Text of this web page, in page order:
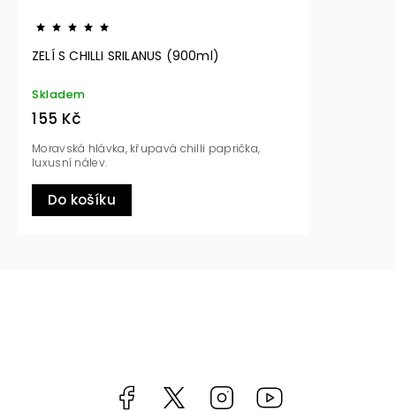
ZELÍ S CHILLI SRILANUS (900ml)
Skladem
155 Kč
Do košíku
Moravská hlávka, křupavá chilli paprička,
luxusní nálev.
Facebook https://twitter.com/worldofchilli
Instagram